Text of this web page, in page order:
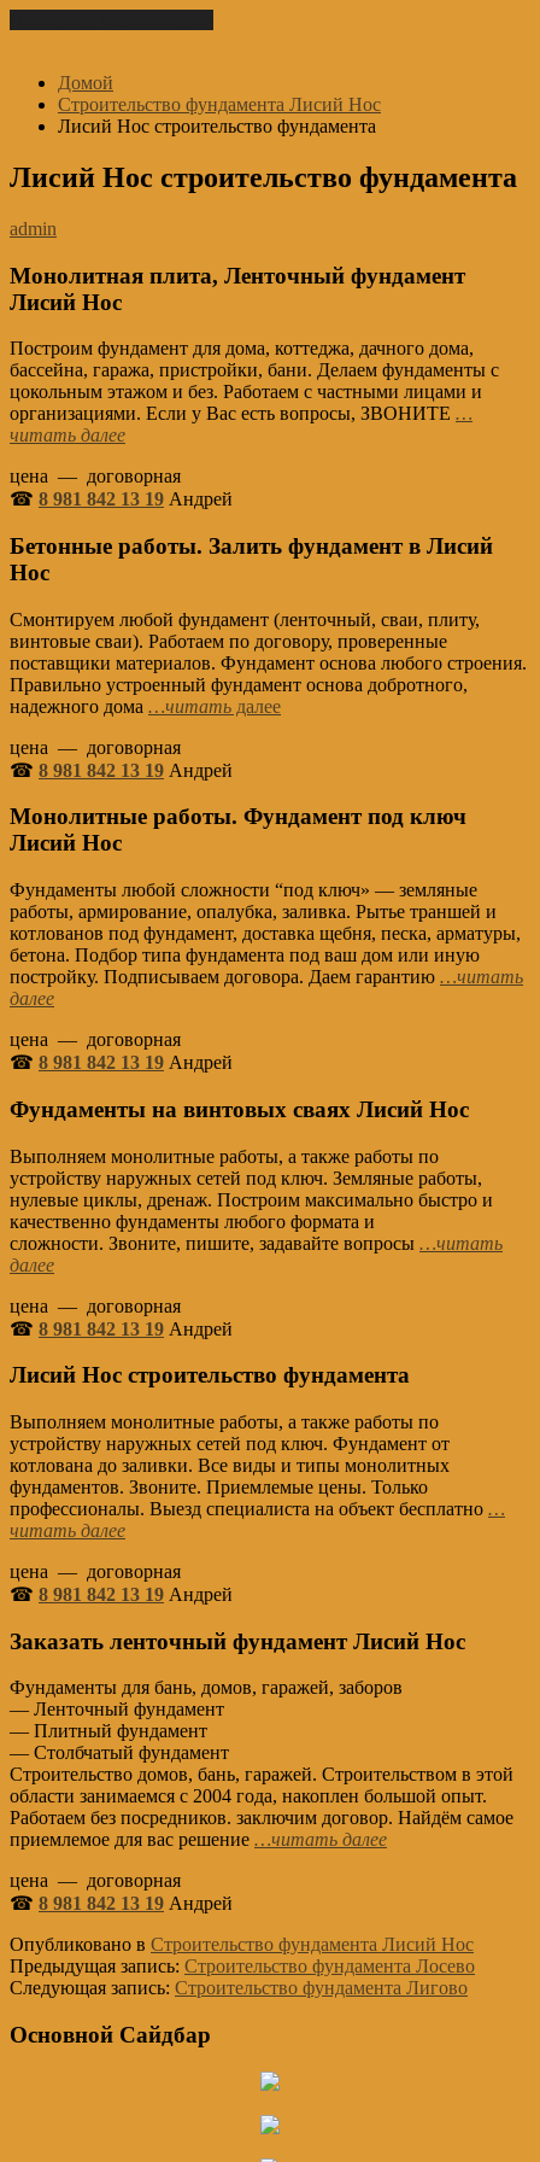
Домой
Строительство фундамента Лисий Нос
Лисий Нос строительство фундамента
Лисий Нос строительство фундамента
admin
Монолитная плита, Ленточный фундамент
Лисий Нос
Построим фундамент для дома, коттеджа, дачного дома,
бассейна, гаража, пристройки, бани. Делаем фундаменты с
цокольным этажом и без. Работаем с частными лицами и
организациями. Если у Вас есть вопросы, ЗВОНИТЕ …
читать далее
цена — договорная
☎ 8 981 842 13 19 Андрей
Бетонные работы. Залить фундамент в Лисий
Нос
Смонтируем любой фундамент (ленточный, сваи, плиту,
винтовые сваи). Работаем по договору, проверенные
поставщики материалов. Фундамент основа любого строения.
Правильно устроенный фундамент основа добротного,
надежного дома …читать далее
цена — договорная
☎ 8 981 842 13 19 Андрей
Монолитные работы. Фундамент под ключ
Лисий Нос
Фундаменты любой сложности “под ключ» — земляные
работы, армирование, опалубка, заливка. Рытье траншей и
котлованов под фундамент, доставка щебня, песка, арматуры,
бетона. Подбор типа фундамента под ваш дом или иную
постройку. Подписываем договора. Даем гарантию …читать
далее
цена — договорная
☎ 8 981 842 13 19 Андрей
Фундаменты на винтовых сваях Лисий Нос
Выполняем монолитные работы, а также работы по
устройству наружных сетей под ключ. Земляные работы,
нулевые циклы, дренаж. Построим максимально быстро и
качественно фундаменты любого формата и
сложности. Звоните, пишите, задавайте вопросы …читать
далее
цена — договорная
☎ 8 981 842 13 19 Андрей
Лисий Нос строительство фундамента
Выполняем монолитные работы, а также работы по
устройству наружных сетей под ключ. Фундамент от
котлована до заливки. Все виды и типы монолитных
фундаментов. Звоните. Приемлемые цены. Только
профессионалы. Выезд специалиста на объект бесплатно …
читать далее
цена — договорная
☎ 8 981 842 13 19 Андрей
Заказать ленточный фундамент Лисий Нос
Фундаменты для бань, домов, гаражей, заборов
— Ленточный фундамент
— Плитный фундамент
— Столбчатый фундамент
Строительство домов, бань, гаражей. Строительством в этой
области занимаемся с 2004 года, накоплен большой опыт.
Работаем без посредников. заключим договор. Найдём самое
приемлемое для вас решение …читать далее
цена — договорная
☎ 8 981 842 13 19 Андрей
Опубликовано в Строительство фундамента Лисий Нос
Предыдущая запись: Строительство фундамента Лосево
Следующая запись: Строительство фундамента Лигово
Основной Сайдбар